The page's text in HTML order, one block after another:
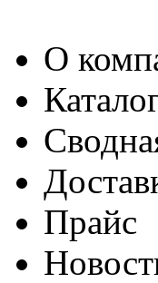
О
Прайс